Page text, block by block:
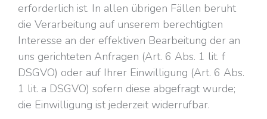
erforderlich ist. In allen übrigen Fällen beruht
die Verarbeitung auf unserem berechtigten
Interesse an der effektiven Bearbeitung der an
uns gerichteten Anfragen (Art. 6 Abs. 1 lit. f
DSGVO) oder auf Ihrer Einwilligung (Art. 6 Abs.
1 lit. a DSGVO) sofern diese abgefragt wurde;
die Einwilligung ist jederzeit widerrufbar.